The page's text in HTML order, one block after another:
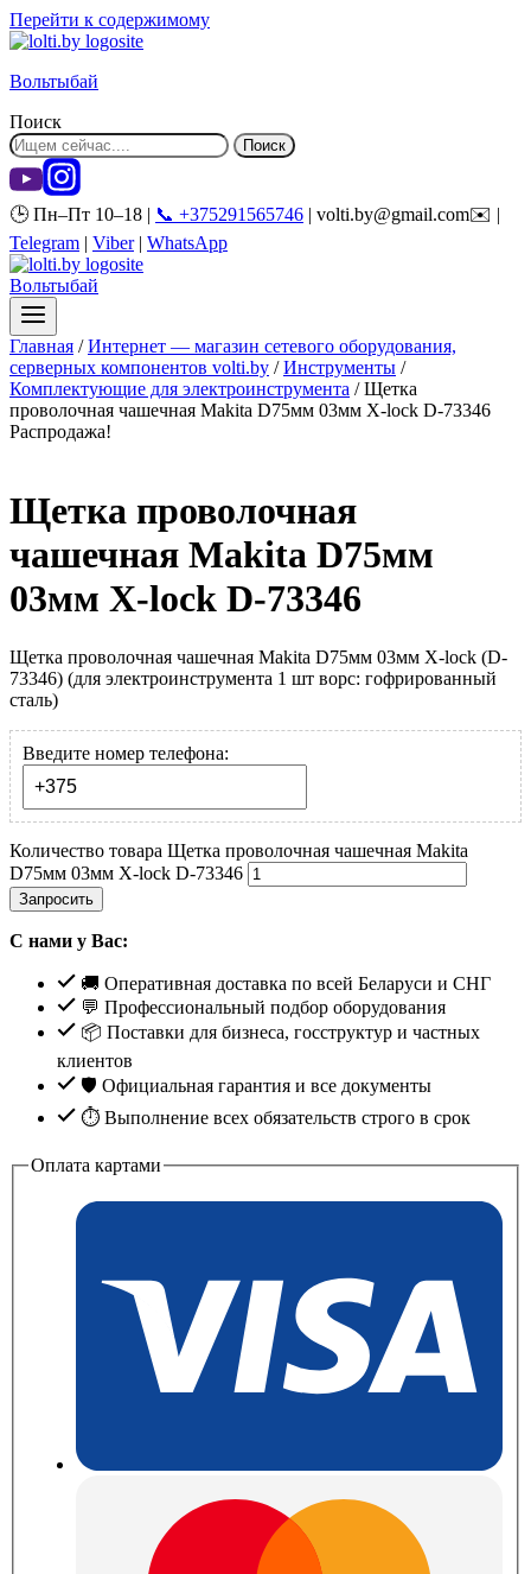
Перейти к содержимому
Вольтыбай
Поиск
Поиск
🕒 Пн–Пт 10–18 | 📞 +375291565746 | volti.by@gmail.com✉️ |
Telegram | Viber| WhatsApp
Вольтыбай
Главная / Интернет — магазин сетевого оборудования,
серверных компонентов volti.by / Инструменты /
Комплектующие для электроинструмента / Щетка
проволочная чашечная Makita D75мм 03мм X-lock D-73346
Распродажа!
Щетка проволочная
чашечная Makita D75мм
03мм X-lock D-73346
Щетка проволочная чашечная Makita D75мм 03мм X-lock (D-
73346) (для электроинструмента 1 шт ворс: гофрированный
сталь)
Введите номер телефона:
Количество товара Щетка проволочная чашечная Makita
D75мм 03мм X-lock D-73346
Запросить
С нами у Вас:
🚚 Оперативная доставка по всей Беларуси и СНГ
💬 Профессиональный подбор оборудования
📦 Поставки для бизнеса, госструктур и частных
клиентов
🛡️ Официальная гарантия и все документы
⏱ Выполнение всех обязательств строго в срок
Оплата картами